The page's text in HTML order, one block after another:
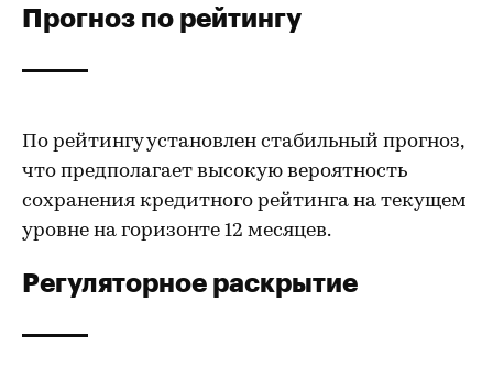
Прогноз по рейтингу
По рейтингу установлен стабильный прогноз,
что предполагает высокую вероятность
сохранения кредитного рейтинга на текущем
уровне на горизонте 12 месяцев.
Регуляторное раскрытие